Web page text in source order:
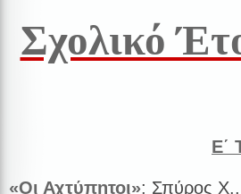
Σχολικό
Ε΄
«Οι Αχτύπητοι»: Σπύρος Χ.,